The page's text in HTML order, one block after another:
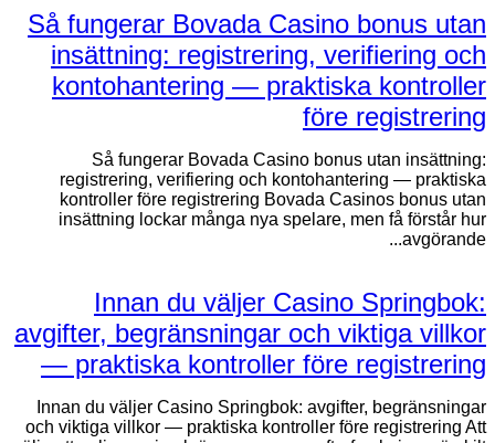
Så fungerar Bovada Casino bonus utan
insättning: registrering, verifiering och
kontohantering — praktiska kontroller
före registrering
Så fungerar Bovada Casino bonus utan insättning:
registrering, verifiering och kontohantering — praktiska
kontroller före registrering Bovada Casinos bonus utan
insättning lockar många nya spelare, men få förstår hur
avgörande...
Innan du väljer Casino Springbok:
avgifter, begränsningar och viktiga villkor
— praktiska kontroller före registrering
Innan du väljer Casino Springbok: avgifter, begränsningar
och viktiga villkor — praktiska kontroller före registrering Att